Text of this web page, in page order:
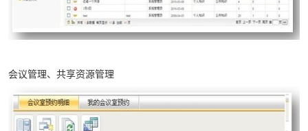
会议管理、共享资源管理